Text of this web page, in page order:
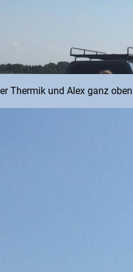
Thermik und Alex ganz